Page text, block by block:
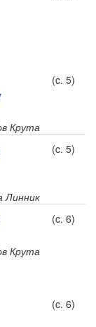
(c. 5)
Крута
(c. 5)
Линник
(c. 6)
Крута
(c. 6)